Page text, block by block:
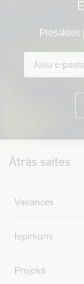
Piesakies
Ātrās saites
Vakances
Iepirkumi
Projekti